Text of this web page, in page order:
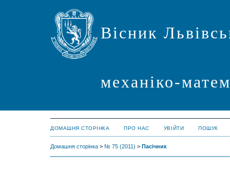
Вісник
механіко-
ДОМАШНЯ СТОРІНКА ПРО НАС УВІЙТИ ПОШУК
Домашня сторінка > № 75 (2011) > Пасічник